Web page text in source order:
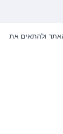
ולהתאים את